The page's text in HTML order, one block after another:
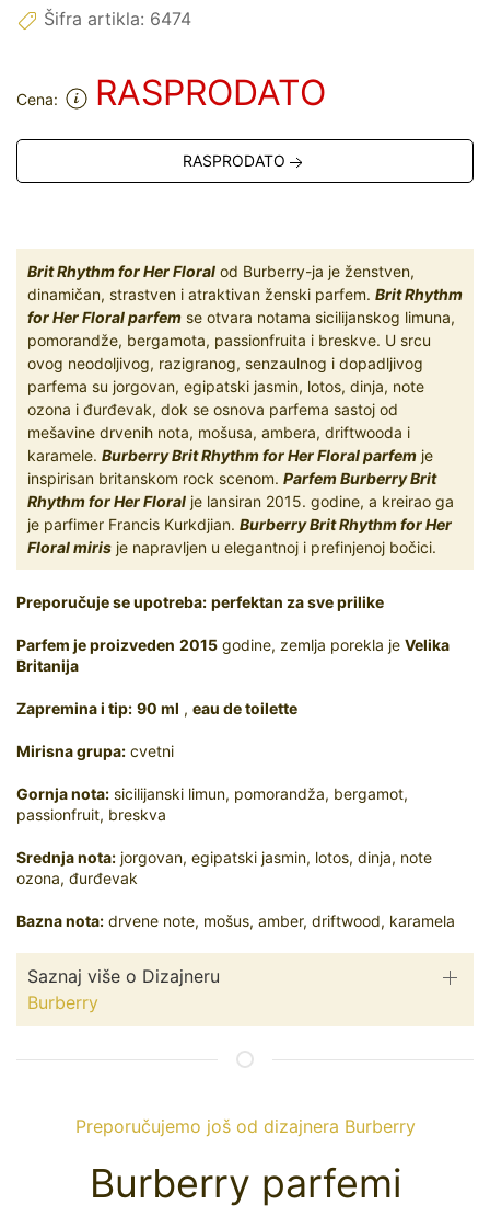
Šifra artikla: 6474
Cena: RASPRODATO
RASPRODATO
Brit Rhythm for Her Floral od Burberry-ja je ženstven,
dinamičan, strastven i atraktivan ženski parfem. Brit Rhythm
for Her Floral parfem se otvara notama sicilijanskog limuna,
pomorandže, bergamota, passionfruita i breskve. U srcu
ovog neodoljivog, razigranog, senzaulnog i dopadljivog
parfema su jorgovan, egipatski jasmin, lotos, dinja, note
ozona i đurđevak, dok se osnova parfema sastoj od
mešavine drvenih nota, mošusa, ambera, driftwooda i
karamele. Burberry Brit Rhythm for Her Floral parfem je
inspirisan britanskom rock scenom. Parfem Burberry Brit
Rhythm for Her Floral je lansiran 2015. godine, a kreirao ga
je parfimer Francis Kurkdjian. Burberry Brit Rhythm for Her
Floral miris je napravljen u elegantnoj i prefinjenoj bočici.
Preporučuje se upotreba: perfektan za sve prilike
Parfem je proizveden 2015 godine, zemlja porekla je Velika
Britanija
Zapremina i tip: 90 ml , eau de toilette
Mirisna grupa: cvetni
Gornja nota: sicilijanski limun, pomorandža, bergamot,
passionfruit, breskva
Srednja nota: jorgovan, egipatski jasmin, lotos, dinja, note
ozona, đurđevak
Bazna nota: drvene note, mošus, amber, driftwood, karamela
Saznaj više o Dizajneru
Burberry
Preporučujemo još od dizajnera Burberry
Burberry parfemi